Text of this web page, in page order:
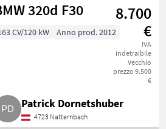
320d F30
8.700
€
IVA
indetraibile
Vecchio
prezzo 9.500
€
CV/120 kW Anno prod. 2012
Patrick Dornetshuber
4723 Natternbach